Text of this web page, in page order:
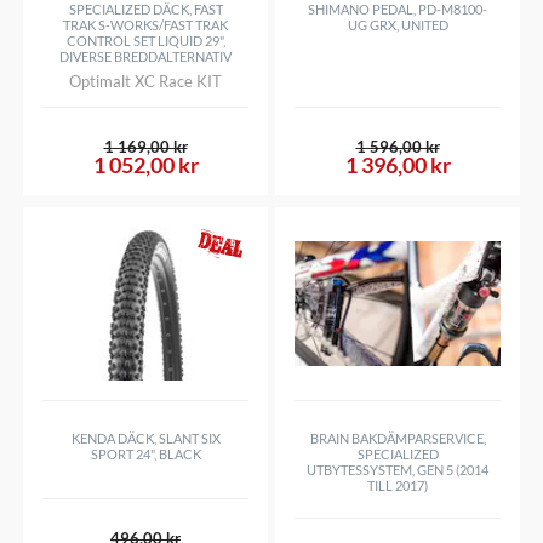
10-12-14-16-18-21-24-28-33-39-45-51T
SPECIALIZED DÄCK, FAST
TRAK S-WORKS/FAST TRAK
CONTROL SET LIQUID 29",
DIVERSE BREDDALTERNATIV
Optimalt XC Race KIT
1 052,00 kr
1 169,00 kr
SHIMANO PEDAL, PD-M8100-
UG GRX, UNITED
1 396,00 kr
1 596,00 kr
KENDA DÄCK, SLANT SIX
SPORT 24", BLACK
496,00 kr
BRAIN BAKDÄMPARSERVICE,
SPECIALIZED
UTBYTESSYSTEM, GEN 5 (2014
TILL 2017)